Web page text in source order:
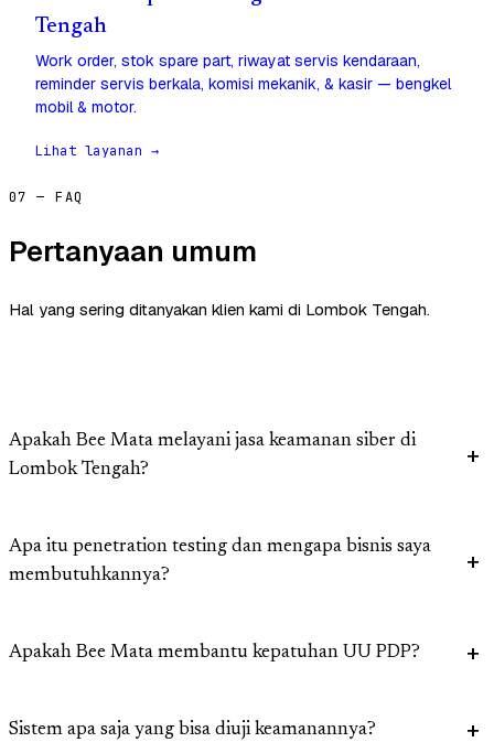
Tengah
Work order, stok spare part, riwayat servis kendaraan,
reminder servis berkala, komisi mekanik, & kasir — bengkel
mobil & motor.
Lihat layanan →
07 — FAQ
Pertanyaan umum
Hal yang sering ditanyakan klien kami di Lombok Tengah.
Apakah Bee Mata melayani jasa keamanan siber di
Lombok Tengah?
Apa itu penetration testing dan mengapa bisnis saya
membutuhkannya?
Apakah Bee Mata membantu kepatuhan UU PDP?
Sistem apa saja yang bisa diuji keamanannya?